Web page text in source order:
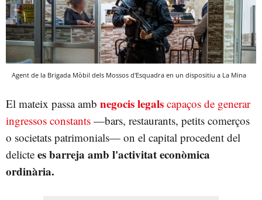
Agent de la Brigada Mòbil dels Mossos d'Esquadra en un dispositiu a La Mina
El mateix passa amb negocis legals capaços de generar
ingressos constants —bars, restaurants, petits comerços
o societats patrimonials— on el capital procedent del
delicte es barreja amb l'activitat econòmica
ordinària.